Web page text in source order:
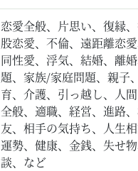
恋愛全般、片思い、復縁
股恋愛、不倫、遠距離恋愛
同性愛、浮気、結婚、離
題、家族/家庭問題、親子
育、介護、引っ越し、人
全般、適職、経営、進路
友、相手の気持ち、人生相
運勢、健康、金銭、失せ
談、など